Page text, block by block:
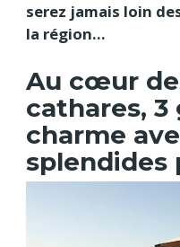
serez jamais loin
la région...
Au cœur
cathares, 3
charme
splendides